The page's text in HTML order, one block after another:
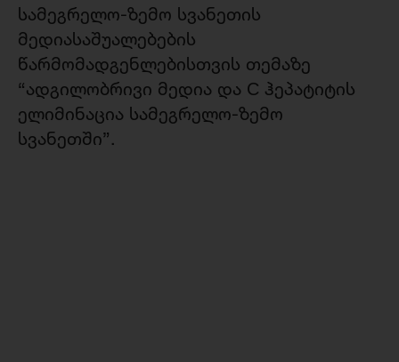
სამეგრელო-ზემო სვანეთის
მედიასაშუალებების
წარმომადგენლებისთვის თემაზე
“ადგილობრივი მედია და С ჰეპატიტის
ელიმინაცია სამეგრელო-ზემო
სვანეთში”.